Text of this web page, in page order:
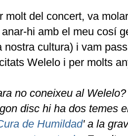
molt del concert, va
hi amb el meu cosí
nostra cultura) i vam
Welelo i per molts
no coneixeu al
disc hi ha dos temes
de Humildad' a la